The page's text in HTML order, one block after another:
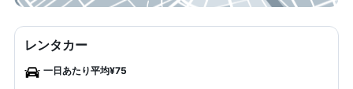
レンタカー
一日あたり平均¥75